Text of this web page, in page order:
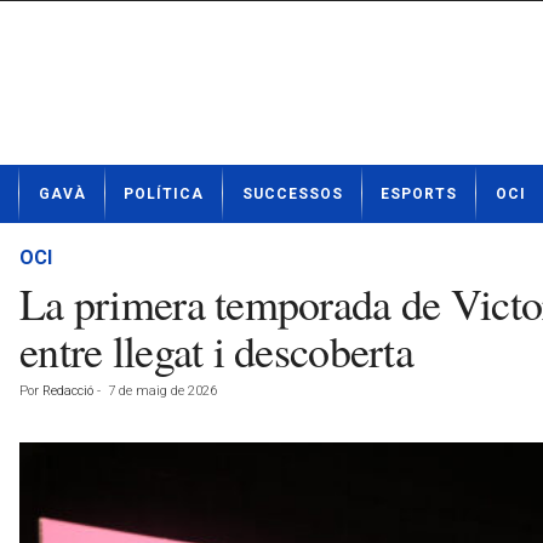
t
GAVÀ POLÍTICA SUCCESSOS ESPORTS OCI
OCI
La primera temporada de
entre llegat i descoberta
Por Redacció - 7 de maig de 2026